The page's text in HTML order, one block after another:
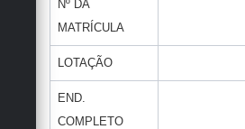
Nº DA
MATRÍCULA
LOTAÇÃO
END.
COMPLETO